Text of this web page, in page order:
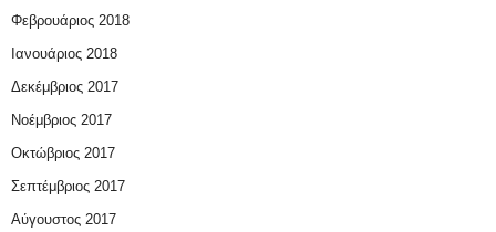
Φεβρουάριος 2018
Ιανουάριος 2018
Δεκέμβριος 2017
Νοέμβριος 2017
Οκτώβριος 2017
Σεπτέμβριος 2017
Αύγουστος 2017